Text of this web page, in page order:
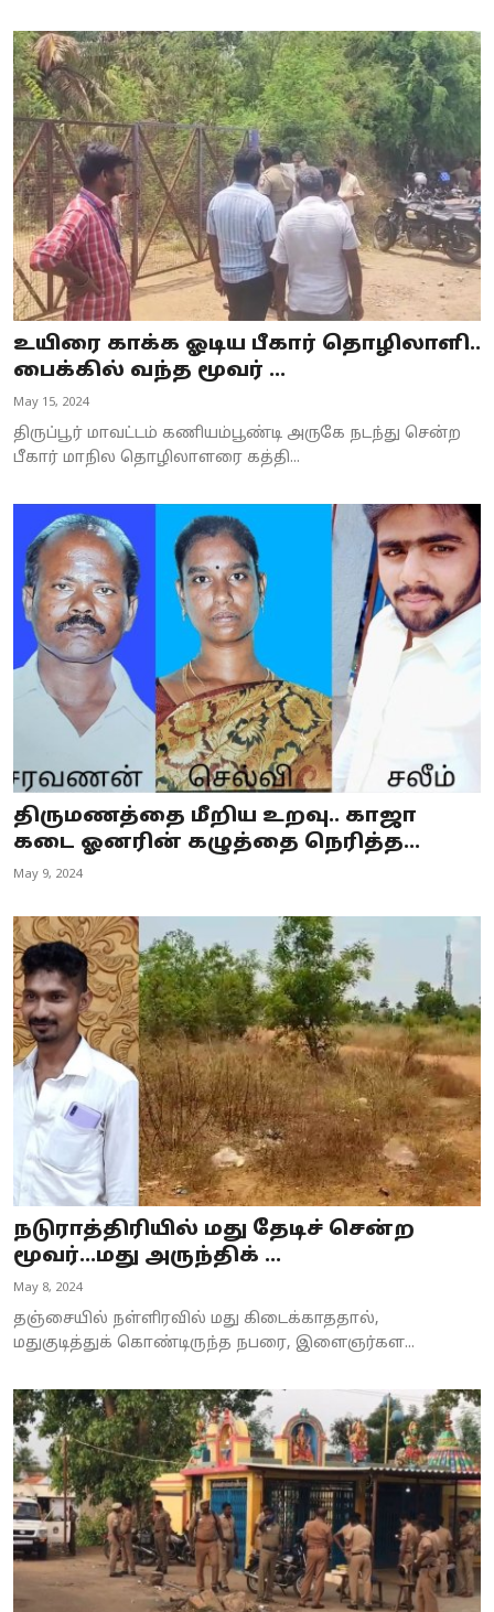
உயிரை காக்க ஓடிய பீகார் தொழிலாளி..
பைக்கில் வந்த மூவர் ...
May 15, 2024
திருப்பூர் மாவட்டம் கணியம்பூண்டி அருகே நடந்து சென்ற
பீகார் மாநில தொழிலாளரை கத்தி...
திருமணத்தை மீறிய உறவு.. காஜா
கடை ஓனரின் கழுத்தை நெரித்த...
May 9, 2024
நடுராத்திரியில் மது தேடிச் சென்ற
மூவர்...மது அருந்திக் ...
May 8, 2024
தஞ்சையில் நள்ளிரவில் மது கிடைக்காததால்,
மதுகுடித்துக் கொண்டிருந்த நபரை, இளைஞர்கள...